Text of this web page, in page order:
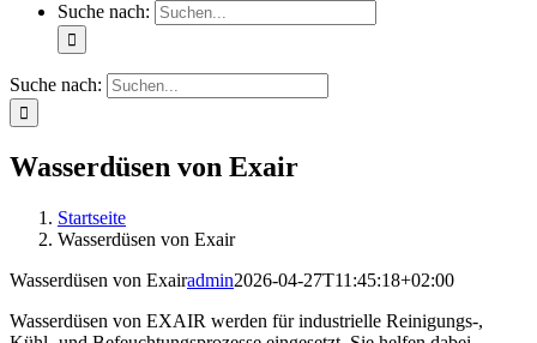
Suche nach:
Suche nach:
Wasserdüsen von Exair
Startseite
Wasserdüsen von Exair
Wasserdüsen von Exairadmin2026-04-27T11:45:18+02:00
Wasserdüsen von EXAIR werden für industrielle Reinigungs-,